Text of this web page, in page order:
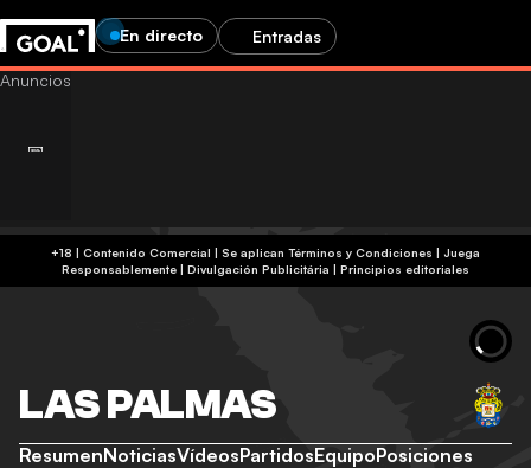
En directo Entradas
+18 | Contenido Comercial | Se aplican Términos y Condiciones | Juega
Responsablemente | Divulgación Publicitária | Principios editoriales
LAS PALMAS
ResumenNoticiasVídeosPartidosEquipoPosiciones